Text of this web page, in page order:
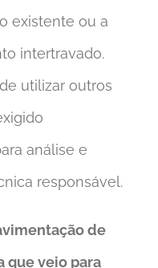
existente ou a
intertravado.
utilizar outros
análise e
responsável.
de
que veio para